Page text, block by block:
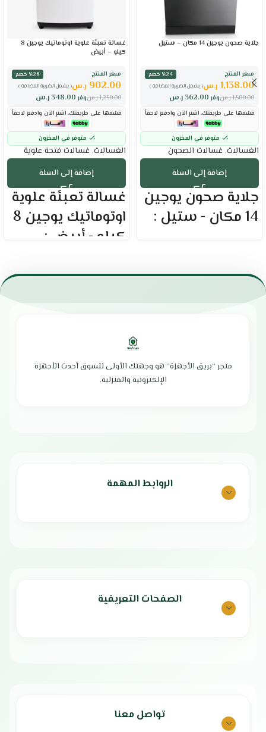
جلاية صحون يوجين 14 مكان – ستيل
سعر المنتج
٪24 خصم
( يشمل الضريبة المضافة )
1,138.00 ر.س
وفر 362.00 ر.س 1,500.00 ر.س
قسّمها على طريقتك. اشترِ الآن وادفع لاحقاً
متوفر في المخزون
الغسالات, غسالات الصحون
إضافة إلى السلة
جلاية صحون يوجين
14 مكان - ستيل :
مزودة بثلاثة أدراج
غسالة تعبئة علوية اوتوماتيك يوجين 8
كيلو – أبيض
سعر المنتج
٪28 خصم
( يشمل الضريبة المضافة )
902.00 ر.س
وفر 348.00 ر.س 1,250.00 ر.س
قسّمها على طريقتك. اشترِ الآن وادفع لاحقاً
متوفر في المخزون
الغسالات, غسالات فتحة علوية
إضافة إلى السلة
غسالة تعبئة علوية
اوتوماتيك يوجين 8
كيلو - أبيض :
السعة : 8 كيلو
قدرة فائقة على التخلص من أصعب
في الدقيقة
عمل هادئ تمامًا خلال التشغيل
متجر “بريق الأجهزة” هو وجهتك الأولى لتسوق أحدث الأجهزة
الإلكترونية والمنزلية.
الروابط المهمة
الصفحات التعريفية
تواصل معنا